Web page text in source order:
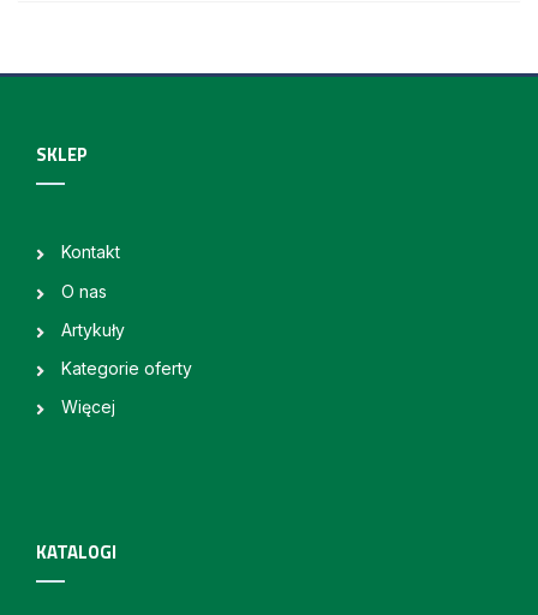
SKLEP
Kontakt
O nas
Artykuły
Kategorie oferty
Więcej
KATALOGI